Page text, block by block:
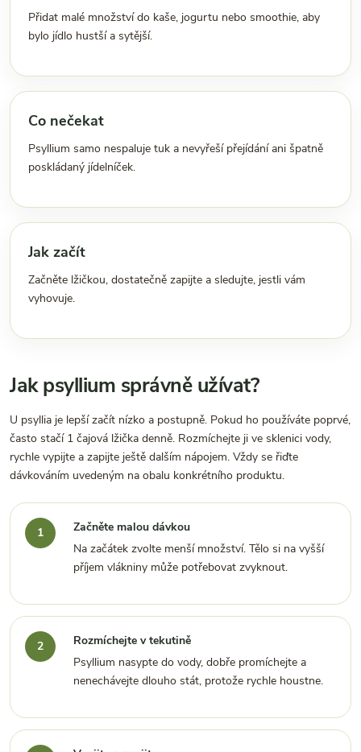
Přidat malé množství do kaše, jogurtu nebo smoothie, aby
bylo jídlo hustší a sytější.
Co nečekat
Psyllium samo nespaluje tuk a nevyřeší přejídání ani špatně
poskládaný jídelníček.
Jak začít
Začněte lžičkou, dostatečně zapijte a sledujte, jestli vám
vyhovuje.
Jak psyllium správně užívat?
U psyllia je lepší začít nízko a postupně. Pokud ho používáte poprvé,
často stačí 1 čajová lžička denně. Rozmíchejte ji ve sklenici vody,
rychle vypijte a zapijte ještě dalším nápojem. Vždy se řiďte
dávkováním uvedeným na obalu konkrétního produktu.
Začněte malou dávkou
Na začátek zvolte menší množství. Tělo si na vyšší
příjem vlákniny může potřebovat zvyknout.
Rozmíchejte v tekutině
Psyllium nasypte do vody, dobře promíchejte a
nenechávejte dlouho stát, protože rychle houstne.